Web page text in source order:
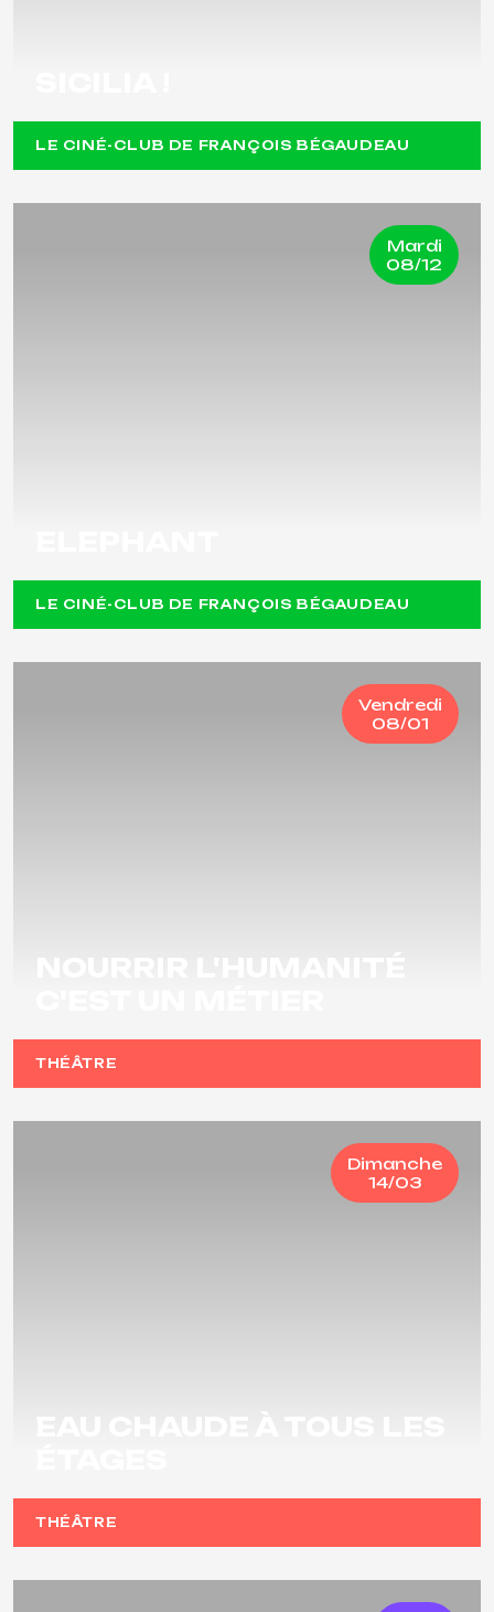
LE CINÉ-CLUB DE FRANÇOIS BÉGAUDEAU
Mardi
08/12
LE CINÉ-CLUB DE FRANÇOIS BÉGAUDEAU
Vendredi
08/01
THÉÂTRE
Dimanche
14/03
THÉÂTRE